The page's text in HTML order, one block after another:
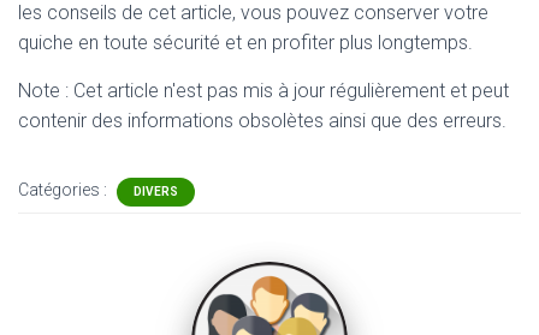
les conseils de cet article, vous pouvez conserver votre
quiche en toute sécurité et en profiter plus longtemps.
Note : Cet article n'est pas mis à jour régulièrement et peut
contenir des informations obsolètes ainsi que des erreurs.
Catégories : DIVERS